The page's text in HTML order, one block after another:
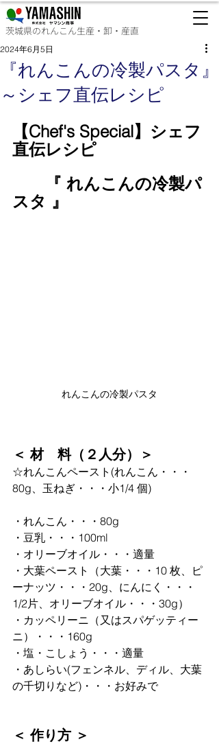
茨城県のれんこん生産・卸・産直
『れんこんの冷製パスタ』
～シェフ直伝レシピ
2024年6月5日
【Chef's Special】シェフ
直伝レシピ
『 れんこんの冷製パ
スタ 』
れんこんの冷製パスタ
＜ 材　料（２人分）＞
☆れんこんペースト(れんこん・・・
80g、⽟ねぎ・・・⼩1/4 個)
・れんこん・・・80g
・⾖乳・・・100ml
・オリーブオイル・・・適量
・⼤葉ペースト（⼤葉・・・10 枚、ピ
ーナッツ・・・20g、にんにく・・・
1/2⽚、オリーブオイル・・・30g）
・カッペリーニ（⼜はスパゲッティー
ニ）・・・160g
・塩・こしょう・・・適量
・あしらい(フェンネル、ディル、⼤葉
の千切りなど)・・・お好みで
＜ 作り方 ＞